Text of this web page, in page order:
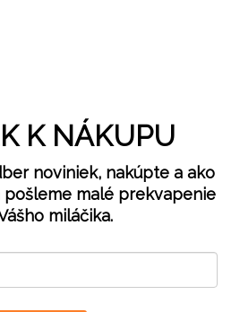
K NÁKUPU
noviniek, nakúpte a ako
pošleme malé prekvapenie
miláčika.